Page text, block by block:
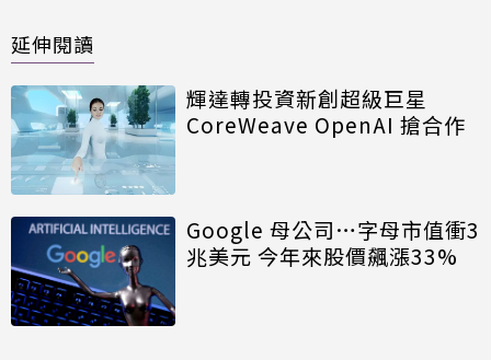
延伸閱讀
輝達轉投資新創超級巨星
CoreWeave OpenAI 搶合作
Google 母公司…字母市值衝3
兆美元 今年來股價飆漲33%